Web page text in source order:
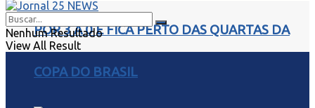
POR 3 A 0 E FICA PERTO DAS QUARTAS DA
COPA DO BRASIL
Nenhum Resultado
View All Result